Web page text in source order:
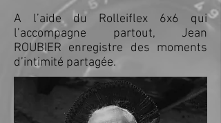
A l’aide du Rolleiflex 6x6 qui
l’accompagne partout, Jean
ROUBIER enregistre des moments
d’intimité partagée.